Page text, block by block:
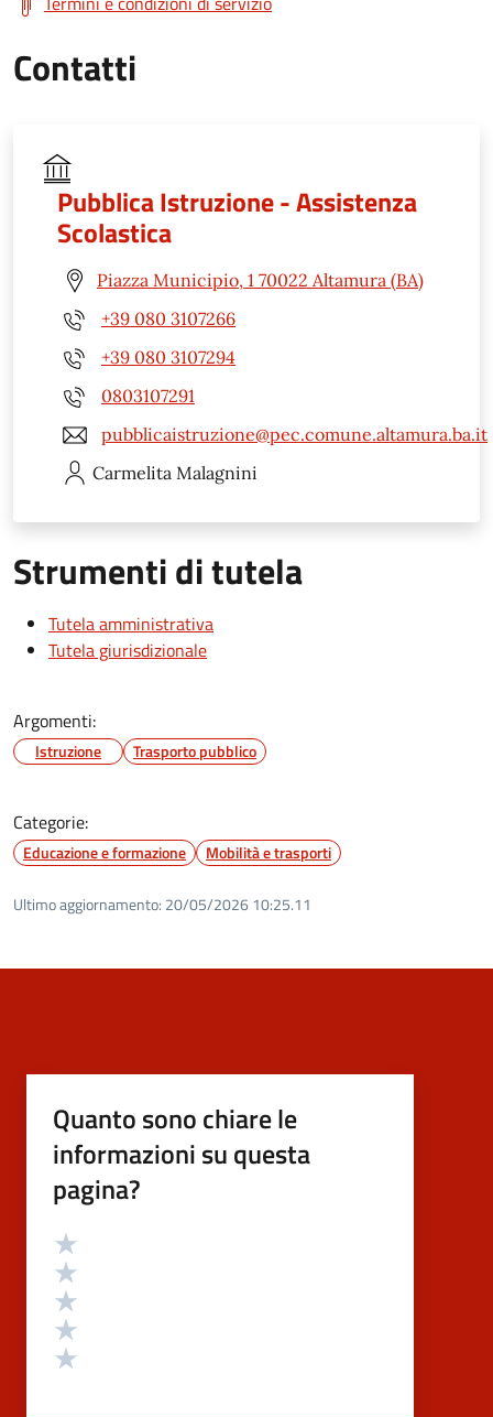
Contatti
Pubblica Istruzione - Assistenza
Scolastica
Piazza Municipio, 1 70022 Altamura (BA)
+39 080 3107266
+39 080 3107294
0803107291
pubblicaistruzione@pec.comune.altamura.ba.it
Carmelita Malagnini
Strumenti di tutela
Tutela amministrativa
Tutela giurisdizionale
Argomenti:
Istruzione Trasporto pubblico
Categorie:
Educazione e formazione Mobilità e trasporti
Ultimo aggiornamento: 20/05/2026 10:25.11
Quanto sono chiare le
informazioni su questa
pagina?
Valutazione